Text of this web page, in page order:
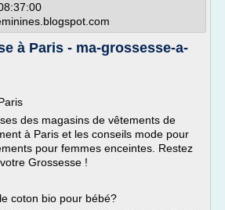
à Paris - ma-grossesse-a-
des magasins de vêtements de
à Paris et les conseils mode pour
pour femmes enceintes. Restez
Grossesse !
coton bio pour bébé?